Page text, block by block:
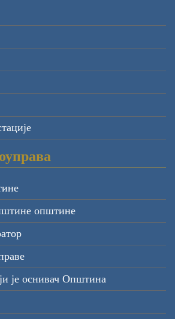
општине
је оснивач Општина